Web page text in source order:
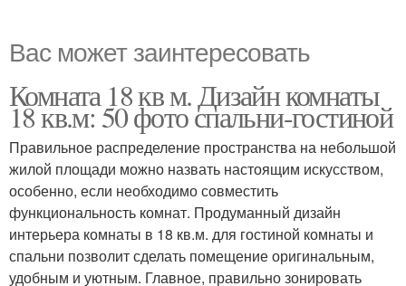
Вас может заинтересовать
Комната 18 кв м. Дизайн комнаты
18 кв.м: 50 фото спальни-гостиной
Правильное распределение пространства на небольшой
жилой площади можно назвать настоящим искусством,
особенно, если необходимо совместить
функциональность комнат. Продуманный дизайн
интерьера комнаты в 18 кв.м. для гостиной комнаты и
спальни позволит сделать помещение оригинальным,
удобным и уютным. Главное, правильно зонировать